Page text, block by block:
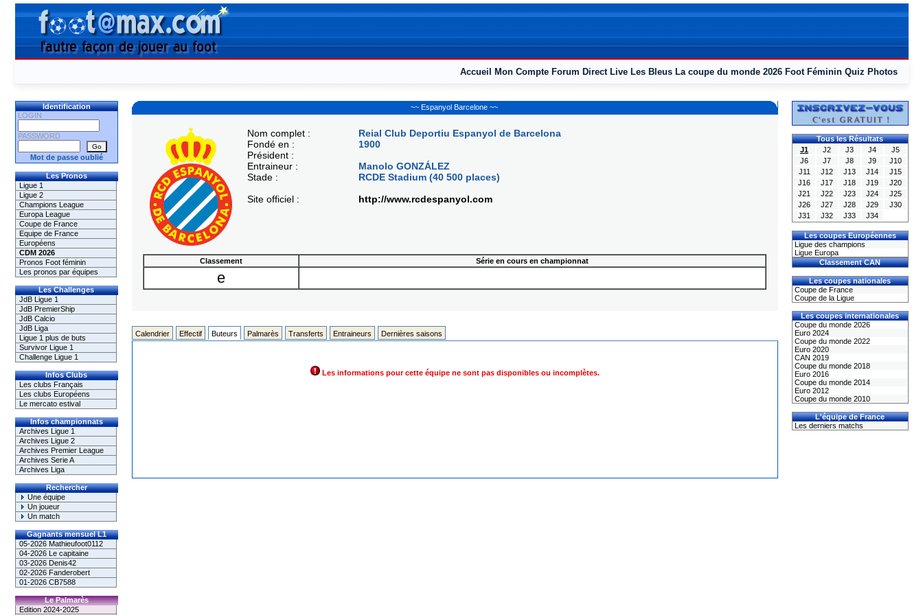
Accueil Mon Compte Forum Direct Live Les Bleus La coupe du monde 2026 Foot Féminin Quiz Photos
Identification
LOGIN
PASSWORD
Mot de passe oublié
Les Pronos
Ligue 1
Ligue 2
Champions League
Europa League
Coupe de France
Equipe de France
Européens
CDM 2026
Pronos Foot féminin
Les pronos par équipes
Les Challenges
JdB Ligue 1
JdB PremierShip
JdB Calcio
JdB Liga
Ligue 1 plus de buts
Survivor Ligue 1
Challenge Ligue 1
Infos Clubs
Les clubs Français
Les clubs Européens
Le mercato estival
Infos championnats
Archives Ligue 1
Archives Ligue 2
Archives Premier League
Archives Serie A
Archives Liga
Rechercher
Une équipe
Un joueur
Un match
Gagnants mensuel L1
05-2026 Mathieufoot0112
04-2026 Le capitaine
03-2026 Denis42
02-2026 Fanderobert
01-2026 CB7588
Le Palmarès
Edition 2024-2025
~~ Espanyol Barcelone ~~
Nom complet :
Fondé en :
Président :
Entraineur :
Stade :
Site officiel :
Reial Club Deportiu Espanyol de Barcelona
1900
Manolo GONZÁLEZ
RCDE Stadium (40 500 places)
http://www.rcdespanyol.com
Classement Série en cours en championnat
e
Calendrier Effectif Buteurs Palmarès Transferts Entraineurs Dernières saisons
Les informations pour cette équipe ne sont pas disponibles ou incomplètes.
Tous les Résultats
J1
J2 J3 J4
J5
J6
J7 J8 J9
J10
J11
J12 J13 J14
J15
J16
J17 J18 J19
J20
J21
J22 J23 J24
J25
J26
J27 J28 J29
J30
J31
J32 J33 J34
Les coupes Européennes
Ligue des champions
Ligue Europa
Classement CAN
Les coupes nationales
Coupe de France
Coupe de la Ligue
Les coupes internationales
Coupe du monde 2026
Euro 2024
Coupe du monde 2022
Euro 2020
CAN 2019
Coupe du monde 2018
Euro 2016
Coupe du monde 2014
Euro 2012
Coupe du monde 2010
L'équipe de France
Les derniers matchs